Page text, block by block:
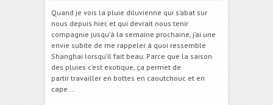
Quand je vois la pluie diluvienne qui s’abat sur
nous depuis hier, et qui devrait nous tenir
compagnie jusqu’à la semaine prochaine, j’ai une
envie subite de me rappeler à quoi ressemble
Shanghai lorsqu’il fait beau. Parce que la saison
des pluies c’est exotique, ça permet de
partir travailler en bottes en caoutchouc et en
cape …